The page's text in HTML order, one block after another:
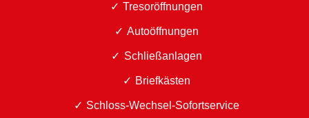
Tresoröffnungen
Autoöffnungen
Schließanlagen
Briefkästen
Schloss-Wechsel-Sofortservice